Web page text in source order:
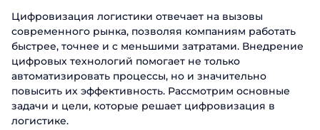
Цифровизация логистики отвечает на вызовы
современного рынка, позволяя компаниям работать
быстрее, точнее и с меньшими затратами. Внедрение
цифровых технологий помогает не только
автоматизировать процессы, но и значительно
повысить их эффективность. Рассмотрим основные
задачи и цели, которые решает цифровизация в
логистике.